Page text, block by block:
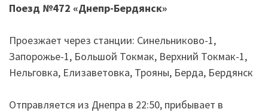
Поезд №472 «Днепр-Бердянск»
Проезжает через станции: Синельниково-1,
Запорожье-1, Большой Токмак, Верхний Токмак-1,
Нельговка, Елизаветовка, Трояны, Берда, Бердянск
Отправляется из Днепра в 22:50, прибывает в